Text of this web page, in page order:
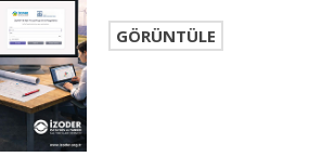
GÖRÜNTÜLE